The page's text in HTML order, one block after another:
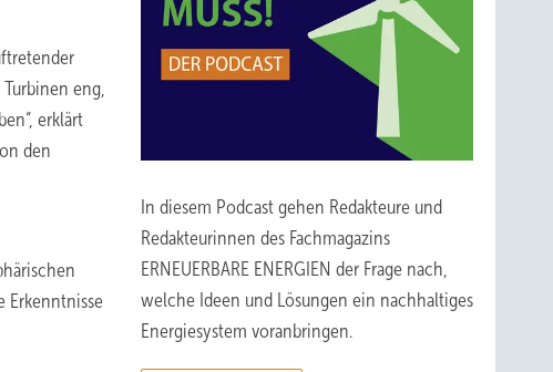
eng,
erklärt
den
Erkenntnisse
In diesem Podcast gehen Redakteure und
Redakteurinnen des Fachmagazins
ERNEUERBARE ENERGIEN der Frage nach,
welche Ideen und Lösungen ein nachhaltiges
Energiesystem voranbringen.